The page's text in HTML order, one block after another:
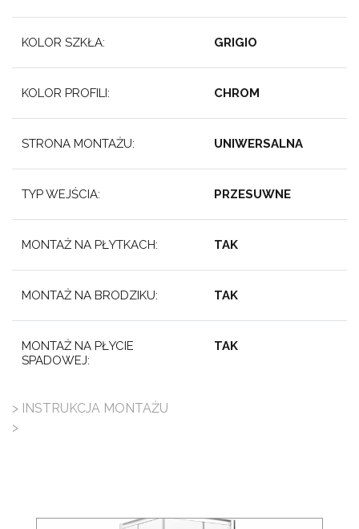
KOLOR SZKŁA: GRIGIO
KOLOR PROFILI: CHROM
STRONA MONTAŻU: UNIWERSALNA
TYP WEJŚCIA: PRZESUWNE
MONTAŻ NA PŁYTKACH: TAK
MONTAŻ NA BRODZIKU: TAK
MONTAŻ NA PŁYCIE
SPADOWEJ:
TAK
> INSTRUKCJA MONTAŻU
>